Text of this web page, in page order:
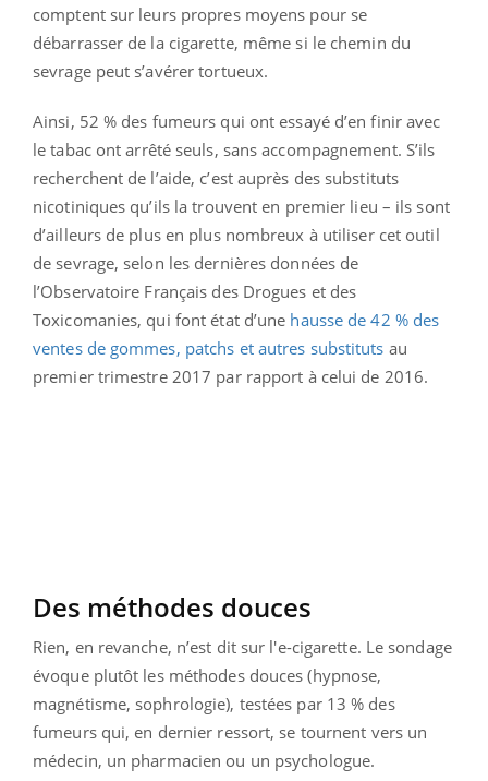
comptent sur leurs propres moyens pour se
débarrasser de la cigarette, même si le chemin du
sevrage peut s’avérer tortueux.
Ainsi, 52 % des fumeurs qui ont essayé d’en finir avec
le tabac ont arrêté seuls, sans accompagnement. S’ils
recherchent de l’aide, c’est auprès des substituts
nicotiniques qu’ils la trouvent en premier lieu – ils sont
d’ailleurs de plus en plus nombreux à utiliser cet outil
de sevrage, selon les dernières données de
l’Observatoire Français des Drogues et des
Toxicomanies, qui font état d’une hausse de 42 % des
ventes de gommes, patchs et autres substituts au
premier trimestre 2017 par rapport à celui de 2016.
Des méthodes douces
Rien, en revanche, n’est dit sur l'e-cigarette. Le sondage
évoque plutôt les méthodes douces (hypnose,
magnétisme, sophrologie), testées par 13 % des
fumeurs qui, en dernier ressort, se tournent vers un
médecin, un pharmacien ou un psychologue.